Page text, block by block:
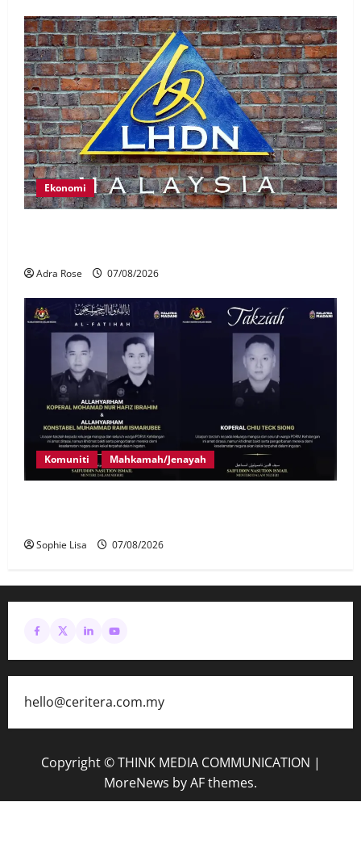
Ekonomi
Adra Rose 07/08/2026
Komuniti Mahkamah/Jenayah
Sophie Lisa 07/08/2026
hello@ceritera.com.my
Copyright © THINK MEDIA COMMUNICATION |
MoreNews by AF themes.